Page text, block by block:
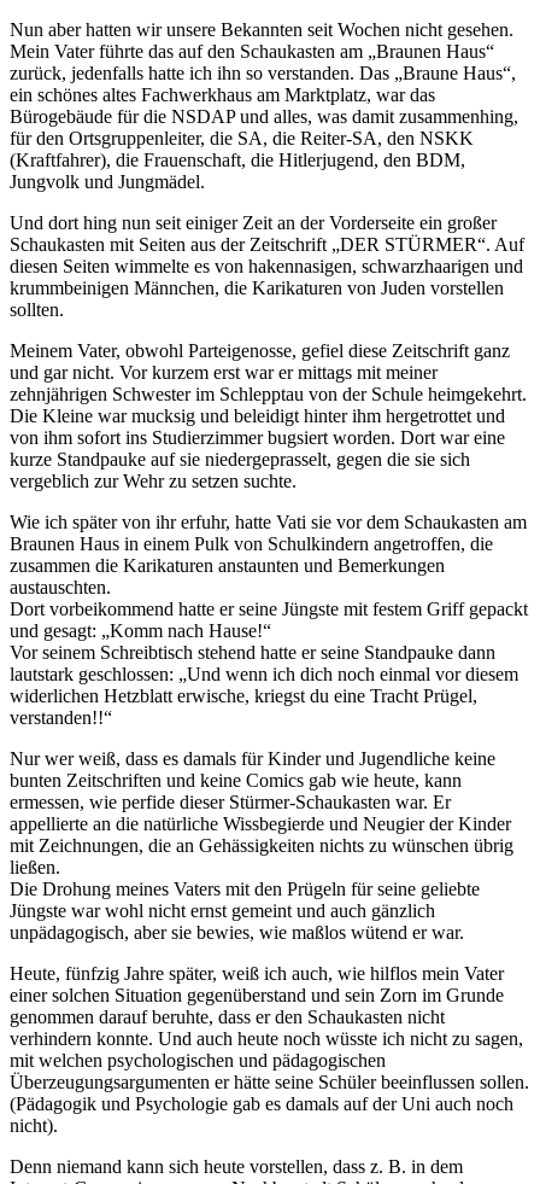
Nun aber hatten wir unsere Bekannten seit Wochen nicht gesehen.
Mein Vater führte das auf den Schaukasten am
Braunen Haus
zurück, jedenfalls hatte ich ihn so verstanden. Das
Braune Haus ,
ein schönes altes Fachwerkhaus am Marktplatz, war das
Bürogebäude für die NSDAP und alles, was damit zusammenhing,
für den Ortsgruppenleiter, die SA, die Reiter-SA, den NSKK
(Kraftfahrer), die Frauenschaft, die Hitlerjugend, den BDM,
Jungvolk und Jungmädel.
Und dort hing nun seit einiger Zeit an der Vorderseite ein großer
Schaukasten mit Seiten aus der Zeitschrift
DER STÜRMER . Auf
diesen Seiten wimmelte es von hakennasigen, schwarzhaarigen und
krummbeinigen Männchen, die Karikaturen von Juden vorstellen
sollten.
Meinem Vater, obwohl Parteigenosse, gefiel diese Zeitschrift ganz
und gar nicht. Vor kurzem erst war er mittags mit meiner
zehnjährigen Schwester im Schlepptau von der Schule heimgekehrt.
Die Kleine war mucksig und beleidigt hinter ihm hergetrottet und
von ihm sofort ins Studierzimmer bugsiert worden. Dort war eine
kurze Standpauke auf sie niedergeprasselt, gegen die sie sich
vergeblich zur Wehr zu setzen suchte.
Wie ich später von ihr erfuhr, hatte Vati sie vor dem Schaukasten am
Braunen Haus in einem Pulk von Schulkindern angetroffen, die
zusammen die Karikaturen anstaunten und Bemerkungen
austauschten.
Dort vorbeikommend hatte er seine Jüngste mit festem Griff gepackt
und gesagt:
Komm nach Hause!
Vor seinem Schreibtisch stehend hatte er seine Standpauke dann
lautstark geschlossen:
Und wenn ich dich noch einmal vor diesem
widerlichen Hetzblatt erwische, kriegst du eine Tracht Prügel,
verstanden!!
Nur wer weiß, dass es damals für Kinder und Jugendliche keine
bunten Zeitschriften und keine Comics gab wie heute, kann
ermessen, wie perfide dieser Stürmer-Schaukasten war. Er
appellierte an die natürliche Wissbegierde und Neugier der Kinder
mit Zeichnungen, die an Gehässigkeiten nichts zu wünschen übrig
ließen.
Die Drohung meines Vaters mit den Prügeln für seine geliebte
Jüngste war wohl nicht ernst gemeint und auch gänzlich
unpädagogisch, aber sie bewies, wie maßlos wütend er war.
Heute, fünfzig Jahre später, weiß ich auch, wie hilflos mein Vater
einer solchen Situation gegenüberstand und sein Zorn im Grunde
genommen darauf beruhte, dass er den Schaukasten nicht
verhindern konnte. Und auch heute noch wüsste ich nicht zu sagen,
mit welchen psychologischen und pädagogischen
Überzeugungsargumenten er hätte seine Schüler beeinflussen sollen.
(Pädagogik und Psychologie gab es damals auf der Uni auch noch
nicht).
Denn niemand kann sich heute vorstellen, dass z. B. in dem